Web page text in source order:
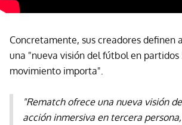
Concretamente, sus creadores definen a
una "nueva visión del fútbol en partidos
movimiento importa".
"Rematch ofrece una nueva visión
acción inmersiva en tercera